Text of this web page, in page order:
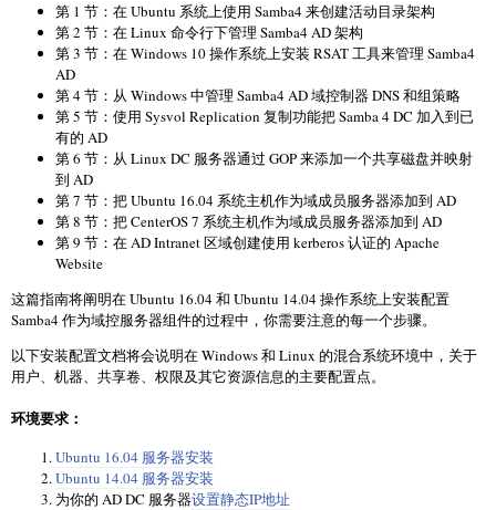
第 1 节：在 Ubuntu 系统上使用 Samba4 来创建活动目录架构
第 2 节：在 Linux 命令行下管理 Samba4 AD 架构
第 3 节：在 Windows 10 操作系统上安装 RSAT 工具来管理 Samba4
AD
第 4 节：从 Windows 中管理 Samba4 AD 域控制器 DNS 和组策略
第 5 节：使用 Sysvol Replication 复制功能把 Samba 4 DC 加入到已
有的 AD
第 6 节：从 Linux DC 服务器通过 GOP 来添加一个共享磁盘并映射
到 AD
第 7 节：把 Ubuntu 16.04 系统主机作为域成员服务器添加到 AD
第 8 节：把 CenterOS 7 系统主机作为域成员服务器添加到 AD
第 9 节：在 AD Intranet 区域创建使用 kerberos 认证的 Apache
Website
这篇指南将阐明在 Ubuntu 16.04 和 Ubuntu 14.04 操作系统上安装配置
Samba4 作为域控服务器组件的过程中，你需要注意的每一个步骤。
以下安装配置文档将会说明在 Windows 和 Linux 的混合系统环境中，关于
用户、机器、共享卷、权限及其它资源信息的主要配置点。
环境要求：
Ubuntu 16.04 服务器安装
Ubuntu 14.04 服务器安装
为你的 AD DC 服务器设置静态IP地址